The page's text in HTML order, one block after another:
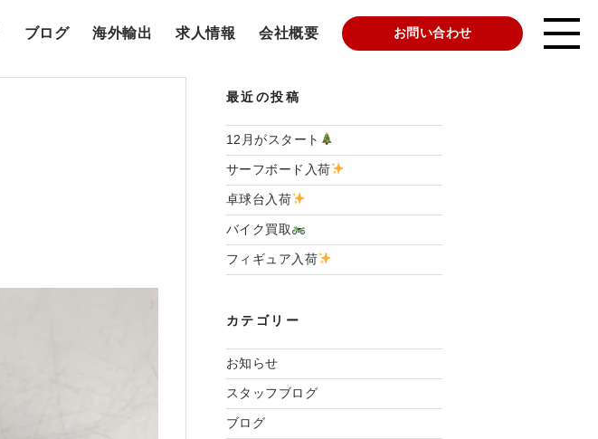
ブログ 海外輸出 求人情報 会社概要 お問い合わせ
最近の投稿
12月がスタート
サーフボード入荷
卓球台入荷
バイク買取
フィギュア入荷
カテゴリー
お知らせ
スタッフブログ
ブログ